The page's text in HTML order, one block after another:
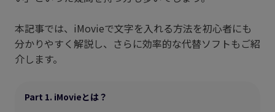
本記事では、iMovieで文字を入れる方法を初心者にも
分かりやすく解説し、さらに効率的な代替ソフトもご紹
介します。
Part 1. iMovieとは？